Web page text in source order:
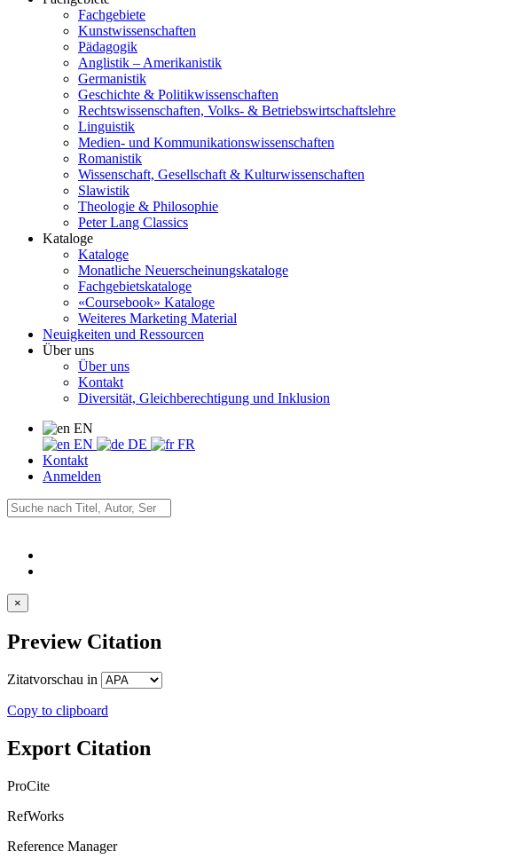
Fachgebiete
Kunstwissenschaften
Pädagogik
Anglistik – Amerikanistik
Germanistik
Geschichte & Politikwissenschaften
Rechtswissenschaften, Volks- & Betriebswirtschaftslehre
Linguistik
Medien- und Kommunikationswissenschaften
Romanistik
Wissenschaft, Gesellschaft & Kulturwissenschaften
Slawistik
Theologie & Philosophie
Peter Lang Classics
Kataloge
Kataloge
Monatliche Neuerscheinungskataloge
Fachgebietskataloge
«Coursebook» Kataloge
Weiteres Marketing Material
Neuigkeiten und Ressourcen
Über uns
Über uns
Kontakt
Diversität, Gleichberechtigung und Inklusion
EN
EN
DE
FR
Kontakt
Anmelden
×
Preview Citation
Zitatvorschau in
Copy to clipboard
Export Citation
ProCite
RefWorks
Reference Manager